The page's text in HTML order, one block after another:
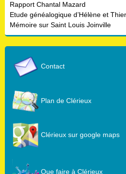
Rapport Chantal Mazard
Etude généalogique d’Hélène et
Mémoire sur Saint Louis Joinville
Contact
Plan de Clérieux
Clérieux sur google maps
Que faire à Clérieux